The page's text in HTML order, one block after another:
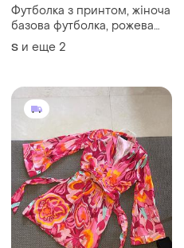
Футболка з принтом, жіноча
базова футболка, рожева
футболка
S и еще 2